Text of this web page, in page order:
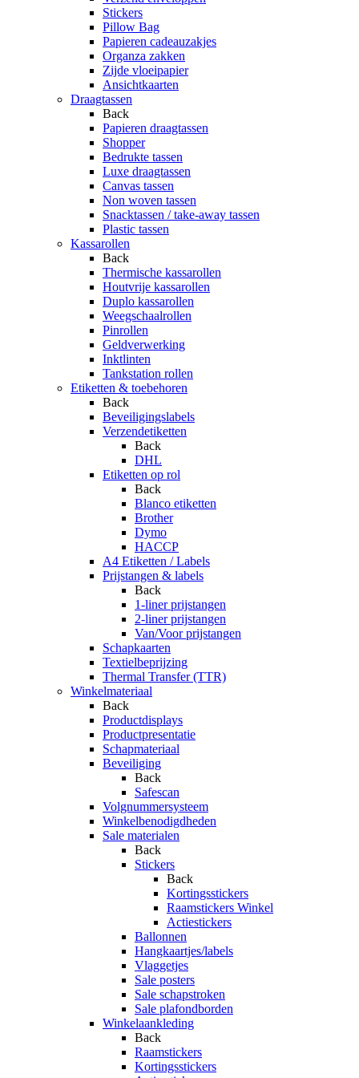
Stickers
Pillow Bag
Papieren cadeauzakjes
Organza zakken
Zijde vloeipapier
Ansichtkaarten
Draagtassen
Back
Papieren draagtassen
Shopper
Bedrukte tassen
Luxe draagtassen
Canvas tassen
Non woven tassen
Snacktassen / take-away tassen
Plastic tassen
Kassarollen
Back
Thermische kassarollen
Houtvrije kassarollen
Duplo kassarollen
Weegschaalrollen
Pinrollen
Geldverwerking
Inktlinten
Tankstation rollen
Etiketten & toebehoren
Back
Beveiligingslabels
Verzendetiketten
Back
DHL
Etiketten op rol
Back
Blanco etiketten
Brother
Dymo
HACCP
A4 Etiketten / Labels
Prijstangen & labels
Back
1-liner prijstangen
2-liner prijstangen
Van/Voor prijstangen
Schapkaarten
Textielbeprijzing
Thermal Transfer (TTR)
Winkelmateriaal
Back
Productdisplays
Productpresentatie
Schapmateriaal
Beveiliging
Back
Safescan
Volgnummersysteem
Winkelbenodigdheden
Sale materialen
Back
Stickers
Back
Kortingsstickers
Raamstickers Winkel
Actiestickers
Ballonnen
Hangkaartjes/labels
Vlaggetjes
Sale posters
Sale schapstroken
Sale plafondborden
Winkelaankleding
Back
Raamstickers
Kortingsstickers